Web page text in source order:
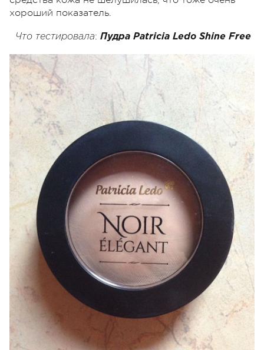
хороший показатель.
Что тестировала: Пудра Patricia Ledo Shine Free